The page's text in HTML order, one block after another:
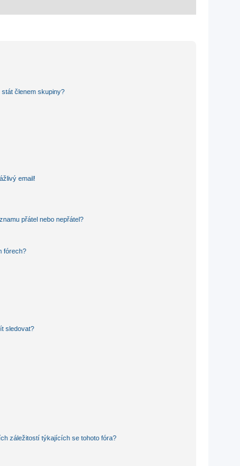
členem skupiny?
email!
přátel nebo nepřátel?
fórech?
sledovat?
záležitostí týkajících se tohoto fóra?